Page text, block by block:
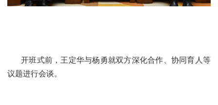
开班式前，王定华与杨勇就双方深化合作、协同育人等
议题进行会谈。